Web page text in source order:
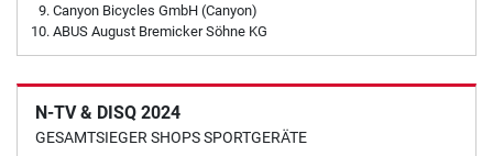
Canyon Bicycles GmbH (Canyon)
ABUS August Bremicker Söhne KG
N-TV & DISQ 2024
GESAMTSIEGER SHOPS SPORTGERÄTE